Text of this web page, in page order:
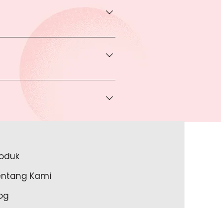
pada halaman Produk
Anda dapatkan apabila
memulai untuk transaksi
Kami